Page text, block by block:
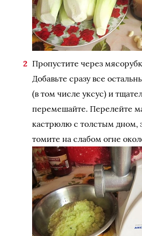
Пропустите через
Добавьте сразу все
(в том числе уксус) и
перемешайте. Перелейте
кастрюлю с толстым дном,
томите на слабом огне